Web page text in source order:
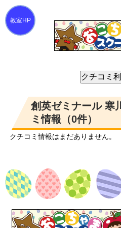
創英ゼミナール 寒
ミ情報（0件）
クチコミ情報はまだありません。